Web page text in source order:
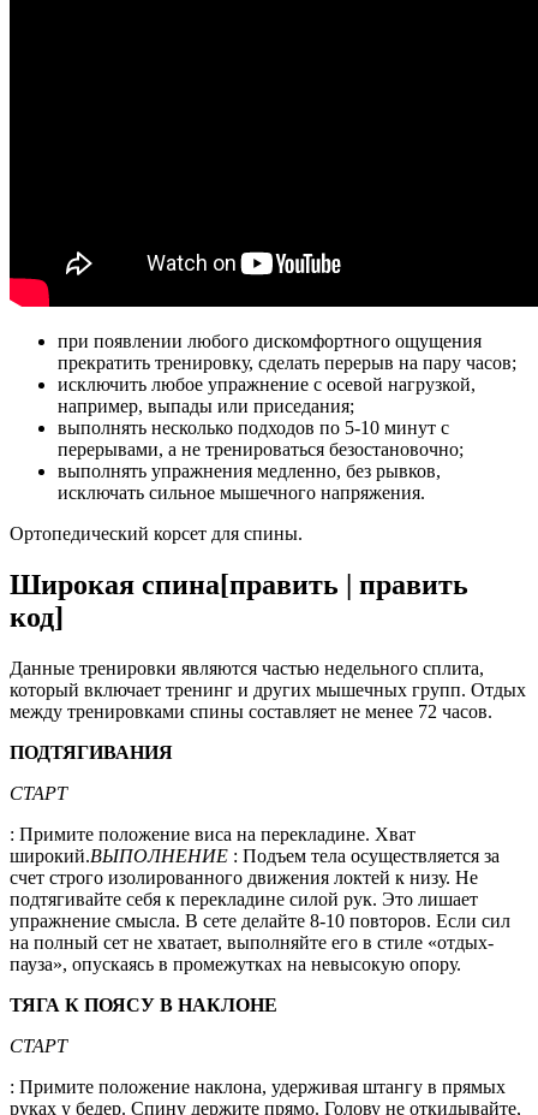
при появлении любого дискомфортного ощущения
прекратить тренировку, сделать перерыв на пару часов;
исключить любое упражнение с осевой нагрузкой,
например, выпады или приседания;
выполнять несколько подходов по 5-10 минут с
перерывами, а не тренироваться безостановочно;
выполнять упражнения медленно, без рывков,
исключать сильное мышечного напряжения.
Ортопедический корсет для спины.
Широкая спина[править | править
код]
Данные тренировки являются частью недельного сплита,
который включает тренинг и других мышечных групп. Отдых
между тренировками спины составляет не менее 72 часов.
ПОДТЯГИВАНИЯ
СТАРТ
: Примите положение виса на перекладине. Хват
широкий.ВЫПОЛНЕНИЕ : Подъем тела осуществляется за
счет строго изолированного движения локтей к низу. Не
подтягивайте себя к перекладине силой рук. Это лишает
упражнение смысла. В сете делайте 8-10 повторов. Если сил
на полный сет не хватает, выполняйте его в стиле «отдых-
пауза», опускаясь в промежутках на невысокую опору.
ТЯГА К ПОЯСУ В НАКЛОНЕ
СТАРТ
: Примите положение наклона, удерживая штангу в прямых
руках у бедер. Спину держите прямо. Голову не откидывайте,